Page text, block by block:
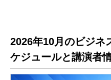
2026年10月のビジネ
ケジュールと講演者